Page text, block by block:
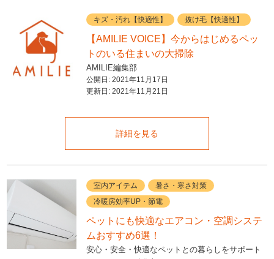
キズ・汚れ【快適性】 抜け毛【快適性】
【AMILIE VOICE】今からはじめるペッ
トのいる住まいの大掃除
AMILIE編集部
公開日: 2021年11月17日
更新日: 2021年11月21日
詳細を見る
室内アイテム
暑さ・寒さ対策
冷暖房効率UP・節電
ペットにも快適なエアコン・空調システ
ムおすすめ6選！
安心・安全・快適なペットとの暮らしをサポート